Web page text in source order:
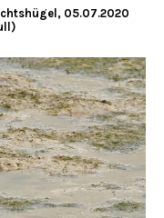
05.07.2020